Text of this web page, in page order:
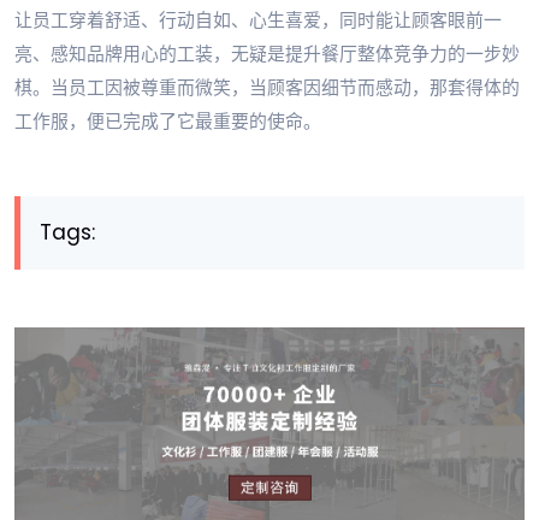
让员工穿着舒适、行动自如、心生喜爱，同时能让顾客眼前一
亮、感知品牌用心的工装，无疑是提升餐厅整体竞争力的一步妙
棋。当员工因被尊重而微笑，当顾客因细节而感动，那套得体的
工作服，便已完成了它最重要的使命。
Tags: